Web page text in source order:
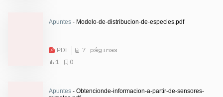
Apuntes - Modelo-de-distribucion-de-especies.pdf
PDF
7 páginas
1
0
Apuntes - Obtencionde-informacion-a-partir-de-sensores-